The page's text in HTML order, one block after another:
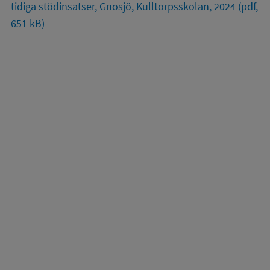
tidiga stödinsatser, Gnosjö, Kulltorpsskolan, 2024 (pdf,
651 kB)